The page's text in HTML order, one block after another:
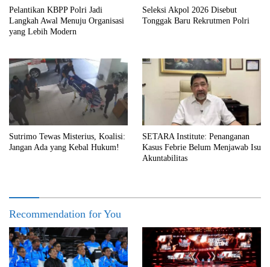
Pelantikan KBPP Polri Jadi
Langkah Awal Menuju Organisasi
yang Lebih Modern
Seleksi Akpol 2026 Disebut
Tonggak Baru Rekrutmen Polri
Sutrimo Tewas Misterius, Koalisi:
Jangan Ada yang Kebal Hukum!
SETARA Institute: Penanganan
Kasus Febrie Belum Menjawab Isu
Akuntabilitas
Recommendation for You